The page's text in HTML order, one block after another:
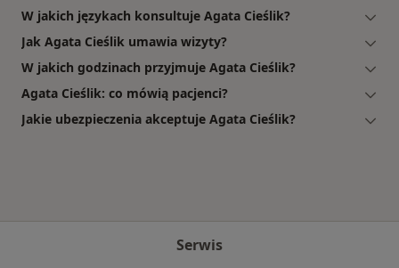
W jakich językach konsultuje Agata Cieślik?
Jak Agata Cieślik umawia wizyty?
W jakich godzinach przyjmuje Agata Cieślik?
Agata Cieślik: co mówią pacjenci?
Jakie ubezpieczenia akceptuje Agata Cieślik?
Serwis